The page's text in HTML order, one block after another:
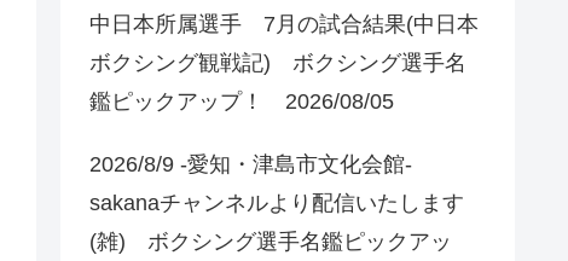
中日本所属選手 7月の試合結果(中日本
ボクシング観戦記) ボクシング選手名
鑑ピックアップ！ 2026/08/05
2026/8/9 -愛知・津島市文化会館-
sakanaチャンネルより配信いたします
(雑) ボクシング選手名鑑ピックアッ